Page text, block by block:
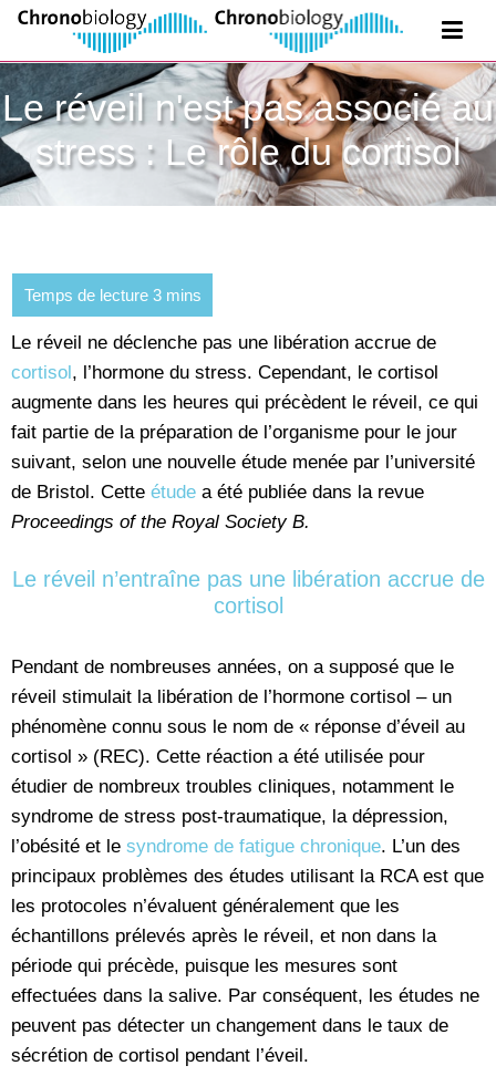
Le réveil n'est pas associé au
stress : Le rôle du cortisol
Le réveil ne déclenche pas une libération accrue de
cortisol, l’hormone du stress. Cependant, le cortisol
augmente dans les heures qui précèdent le réveil, ce qui
fait partie de la préparation de l’organisme pour le jour
suivant, selon une nouvelle étude menée par l’université
de Bristol. Cette étude a été publiée dans la revue
Proceedings of the Royal Society B.
Le réveil n’entraîne pas une libération accrue de
cortisol
Pendant de nombreuses années, on a supposé que le
réveil stimulait la libération de l’hormone cortisol – un
phénomène connu sous le nom de « réponse d’éveil au
cortisol » (REC). Cette réaction a été utilisée pour
étudier de nombreux troubles cliniques, notamment le
syndrome de stress post-traumatique, la dépression,
l’obésité et le syndrome de fatigue chronique. L’un des
principaux problèmes des études utilisant la RCA est que
les protocoles n’évaluent généralement que les
échantillons prélevés après le réveil, et non dans la
période qui précède, puisque les mesures sont
effectuées dans la salive. Par conséquent, les études ne
peuvent pas détecter un changement dans le taux de
sécrétion de cortisol pendant l’éveil.